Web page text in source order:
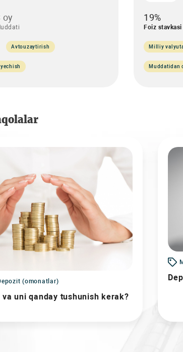
oy
Avtouzaytirish
19%
Foiz stavkasi
Milliy
Muddatidan
(omonatlar)
va uni qanday tushunish kerak?